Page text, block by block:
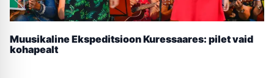
Muusikaline Ekspeditsioon Kuressaares: pilet vaid
kohapealt